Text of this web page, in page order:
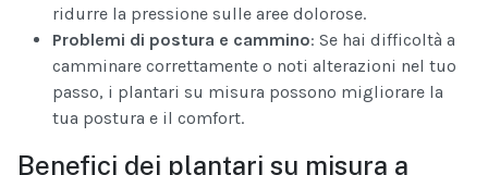
ridurre la pressione sulle aree dolorose.
Problemi di postura e cammino: Se hai difficoltà a
camminare correttamente o noti alterazioni nel tuo
passo, i plantari su misura possono migliorare la
tua postura e il comfort.
Benefici dei plantari su misura a